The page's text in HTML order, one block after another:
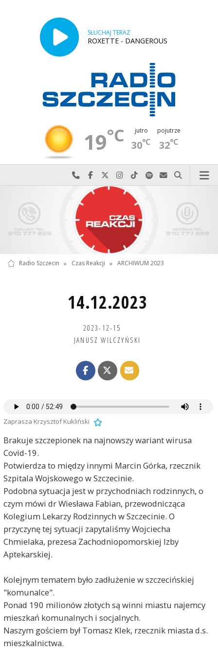
SŁUCHAJ TERAZ
ROXETTE - DANGEROUS
19°C jutro
30°C
pojutrze
32°C
Najlepiej po prostu do nas zadzwoń
Odwiedź nas na Facebook-u
Odwiedź nas na X
Odwiedź nas na Instagram-ie
Odwiedź nas na TikTok-u
Szukaj nas na Spotify
Wyślij do nas
Szukaj
Radio Szczecin » Czas Reakcji » ARCHIWUM 2023
14.12.2023
2023-12-15
JANUSZ WILCZYŃSKI
Zaprasza Krzysztof Kukliński
Brakuje szczepionek na najnowszy wariant wirusa
Covid-19.
Potwierdza to między innymi Marcin Górka, rzecznik
Szpitala Wojskowego w Szczecinie.
Podobna sytuacja jest w przychodniach rodzinnych, o
czym mówi dr Wiesława Fabian, przewodnicząca
Kolegium Lekarzy Rodzinnych w Szczecinie. O
przyczynę tej sytuacji zapytaliśmy Wojciecha
Chmielaka, prezesa Zachodniopomorskiej Izby
Aptekarskiej.
Kolejnym tematem było zadłużenie w szczecińskiej
"komunalce".
Ponad 190 milionów złotych są winni miastu najemcy
mieszkań komunalnych i socjalnych.
Naszym gościem był Tomasz Klek, rzecznik miasta d.s.
mieszkalnictwa.